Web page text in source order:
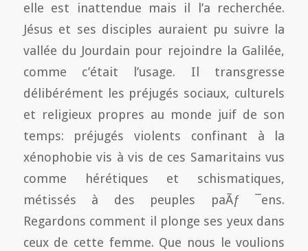
elle est inattendue mais il l’a recherchée.
Jésus et ses disciples auraient pu suivre la
vallée du Jourdain pour rejoindre la Galilée,
comme c’était l’usage. Il transgresse
délibérément les préjugés sociaux, culturels
et religieux propres au monde juif de son
temps: préjugés violents confinant à la
xénophobie vis à vis de ces Samaritains vus
comme hérétiques et schismatiques,
métissés à des peuples paÃƒ ¯ens.
Regardons comment il plonge ses yeux dans
ceux de cette femme. Que nous le voulions